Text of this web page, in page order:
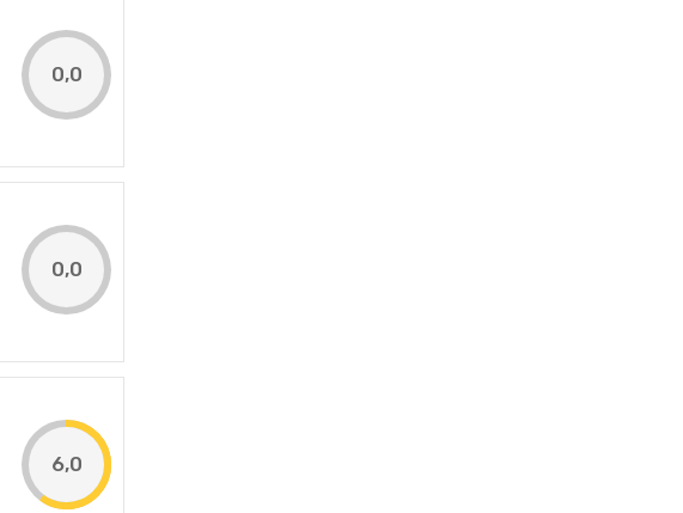
0,0
0,0
6,0